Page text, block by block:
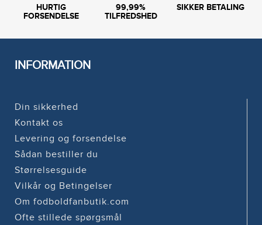
HURTIG
FORSENDELSE
99,99%
TILFREDSHED
SIKKER BETALING
INFORMATION
Din sikkerhed
Kontakt os
Levering og forsendelse
Sådan bestiller du
Størrelsesguide
Vilkår og Betingelser
Om fodboldfanbutik.com
Ofte stillede spørgsmål